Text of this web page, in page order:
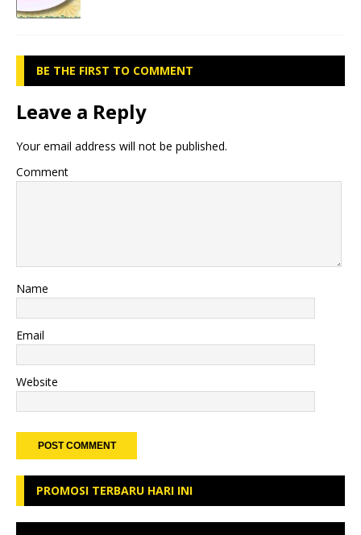
BE THE FIRST TO COMMENT
Leave a Reply
Your email address will not be published.
Comment
Name
Email
Website
PROMOSI TERBARU HARI INI